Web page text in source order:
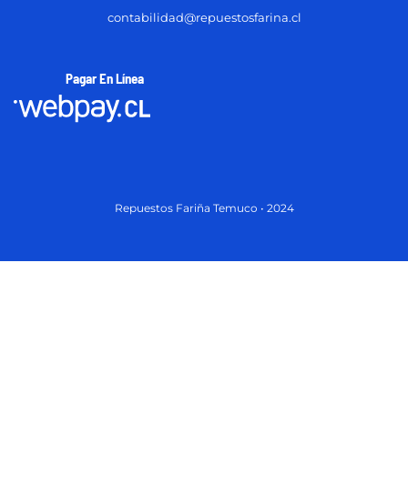
contabilidad@repuestosfarina.cl
Pagar En Línea
Repuestos Fariña Temuco • 2024